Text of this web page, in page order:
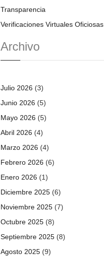
Transparencia
Verificaciones Virtuales Oficiosas
Archivo
Julio 2026 (3)
Junio 2026 (5)
Mayo 2026 (5)
Abril 2026 (4)
Marzo 2026 (4)
Febrero 2026 (6)
Enero 2026 (1)
Diciembre 2025 (6)
Noviembre 2025 (7)
Octubre 2025 (8)
Septiembre 2025 (8)
Agosto 2025 (9)